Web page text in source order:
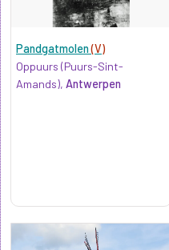
Pandgatmolen(V)
Oppuurs (Puurs-Sint-
Amands), Antwerpen